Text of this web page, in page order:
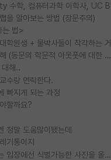
을 알아보는 방법 (장문주의)
는 법>
학원생 + 물박사들이 착각하는 거
포스텍 억까에 대해 (동문의 학문적 아웃풋에 대한 반박)
해..
수랑 연락한다.
빠지게 되는 과정
할까요?
정말 도움많이됐는데
기통이지
정보보안 연구하는 입장에선 식별가능한 사진을 올리는건 비추이긴함